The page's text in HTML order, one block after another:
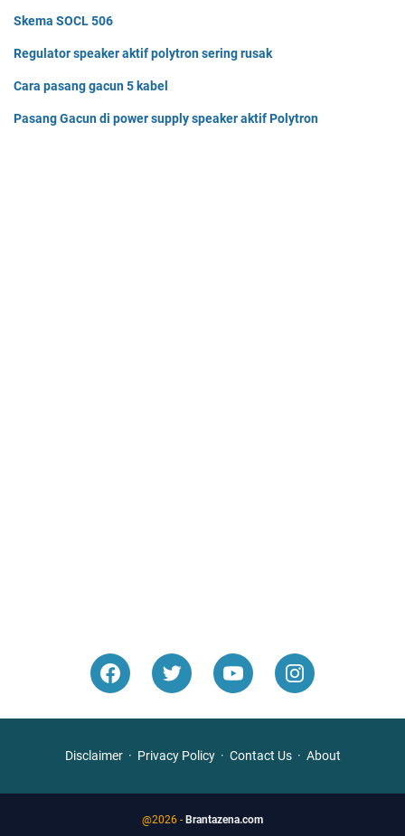
Skema SOCL 506
Regulator speaker aktif polytron sering rusak
Cara pasang gacun 5 kabel
Pasang Gacun di power supply speaker aktif Polytron
Disclaimer Privacy Policy Contact Us About
@2026 - Brantazena.com